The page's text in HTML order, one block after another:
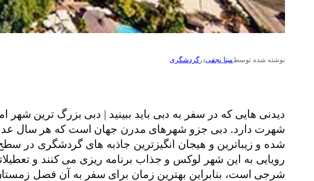
نوشته شده توسطمینا نجفیدرگردشگری
دیدنی هایی که در سفر به دبی باید ببینید | دبی بزرگ ترین
شهرت دارد. دبی جزو شهرهای مدرن جهان است که هر سال عده
شده و زیباترین و هیجان انگیزترین جاذبه های گردشگری در
رویایی به این شهر لوکس و جذاب برنامه ریزی می کنند و
شرجی است، بنابراین بهترین زمان برای سفر به آن فصل